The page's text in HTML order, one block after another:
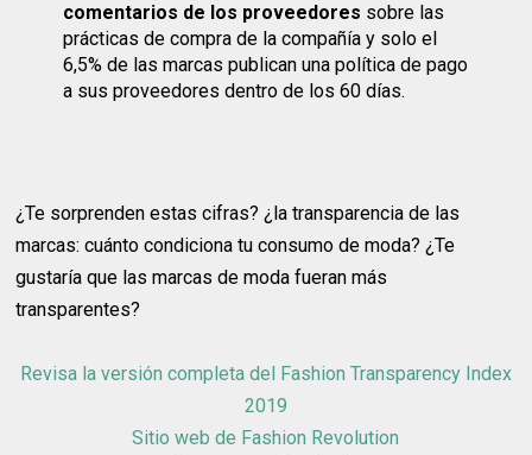
comentarios de los proveedores sobre las
prácticas de compra de la compañía y solo el
6,5% de las marcas publican una política de pago
a sus proveedores dentro de los 60 días.
¿Te sorprenden estas cifras? ¿la transparencia de las
marcas: cuánto condiciona tu consumo de moda? ¿Te
gustaría que las marcas de moda fueran más
transparentes?
Revisa la versión completa del Fashion Transparency Index
2019
Sitio web de Fashion Revolution